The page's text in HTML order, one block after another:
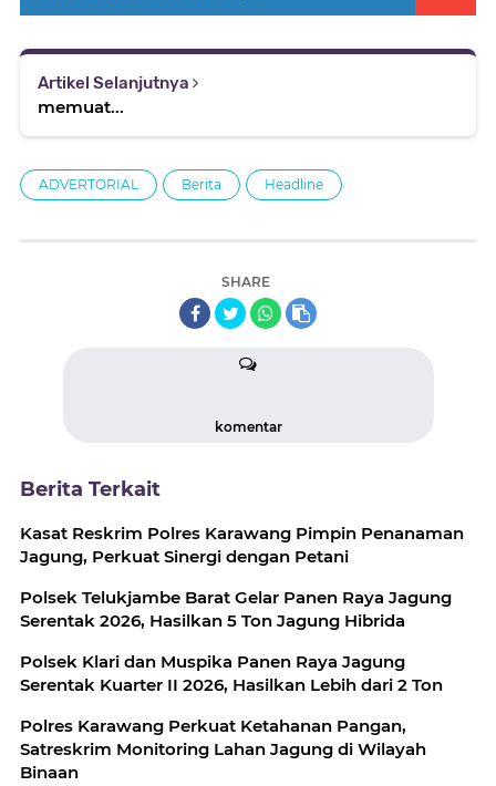
Artikel Selanjutnya
memuat...
ADVERTORIAL Berita Headline
SHARE
komentar
Berita Terkait
Kasat Reskrim Polres Karawang Pimpin Penanaman
Jagung, Perkuat Sinergi dengan Petani
Polsek Telukjambe Barat Gelar Panen Raya Jagung
Serentak 2026, Hasilkan 5 Ton Jagung Hibrida
Polsek Klari dan Muspika Panen Raya Jagung
Serentak Kuarter II 2026, Hasilkan Lebih dari 2 Ton
Polres Karawang Perkuat Ketahanan Pangan,
Satreskrim Monitoring Lahan Jagung di Wilayah
Binaan